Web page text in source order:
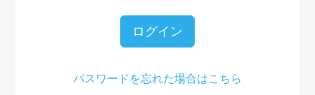
ログイン
パスワードを忘れた場合はこちら